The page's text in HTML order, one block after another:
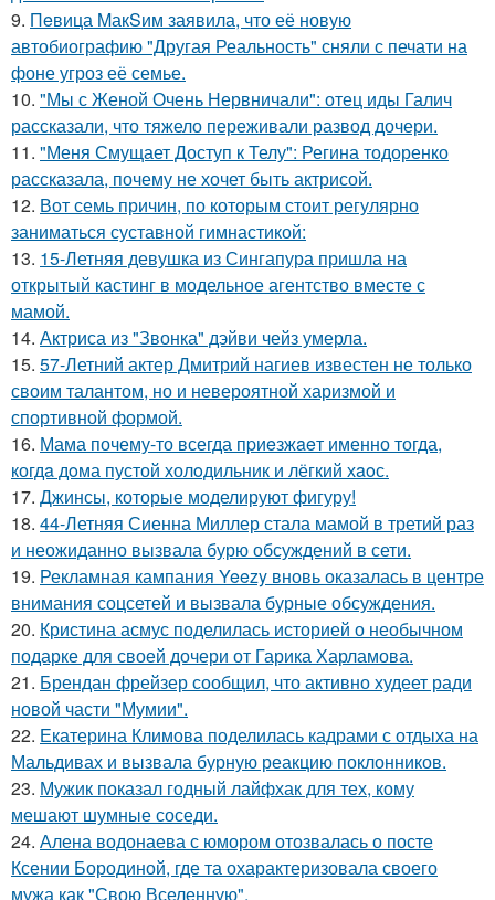
9. Пeвица MакSим заявила, что её новую
автобиографию "Другая Реальность" сняли с печати на
фоне угроз её семье.
10. "Мы с Женой Очень Нервничали": отец иды Галич
рассказали, что тяжело переживали развод дочери.
11. "Меня Смущает Доступ к Телу": Регина тодоренко
рассказала, почему не хочет быть актрисой.
12. Вот семь причин, по которым стоит регулярно
заниматься суставной гимнастикой:
13. 15-Летняя девушка из Сингапура пришла на
открытый кастинг в модельное агентство вместе с
мамой.
14. Актриса из "Звонка" дэйви чейз умерла.
15. 57-Летний актер Дмитрий нагиев известен не только
своим талантом, но и невероятной харизмой и
спортивной формой.
16. Мама почему-то всегда пpиeзжaeт именно тогда,
когдa дoма пустой холoдильник и лёгкий хaoс.
17. Джинсы, которые моделируют фигуру!
18. 44-Летняя Сиенна Миллер стала мамой в третий раз
и неожиданно вызвала бурю обсуждений в сети.
19. Рекламная кампания Yeezy вновь оказалась в центре
внимания соцсетей и вызвала бурные обсуждения.
20. Кристина асмус поделилась историей о необычном
подарке для своей дочери от Гарика Харламова.
21. Брендан фрейзер сообщил, что активно худеет ради
новой части "Мумии".
22. Екатерина Климова поделилась кадрами с отдыха на
Мальдивах и вызвала бурную реакцию поклонников.
23. Мужик показал годный лайфхак для тех, кому
мешают шумные соседи.
24. Алена водонаева с юмором отозвалась о посте
Ксении Бородиной, где та охарактеризовала своего
мужа как "Свою Вселенную".